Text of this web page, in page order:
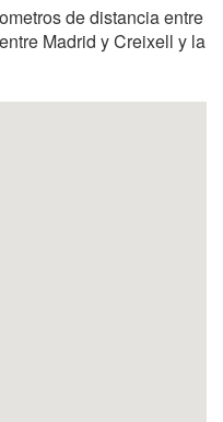
de distancia entre
Madrid y Creixell y la